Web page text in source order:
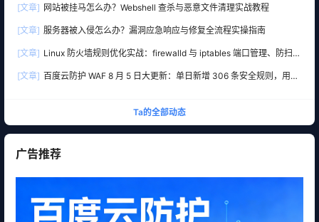
[文章] 网站被挂马怎么办？Webshell 查杀与恶意文件清理实战教程
[文章] 服务器被入侵怎么办？漏洞应急响应与修复全流程实操指南
[文章] Linux 防火墙规则优化实战：firewalld 与 iptables 端口管理、防扫描
[文章] 百度云防护 WAF 8 月 5 日大更新：单日新增 306 条安全规则，用友
Ta的全部动态
广告推荐